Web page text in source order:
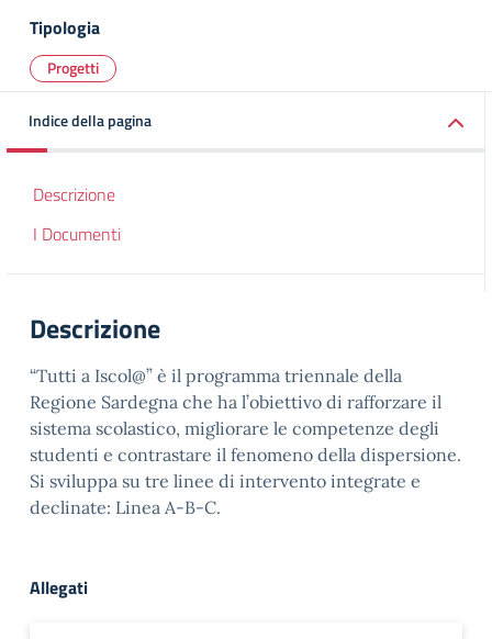
Tipologia
Progetti
Indice della pagina
Descrizione
I Documenti
Descrizione
“Tutti a Iscol@” è il programma triennale della
Regione Sardegna che ha l’obiettivo di rafforzare il
sistema scolastico, migliorare le competenze degli
studenti e contrastare il fenomeno della dispersione.
Si sviluppa su tre linee di intervento integrate e
declinate: Linea A-B-C.
Allegati